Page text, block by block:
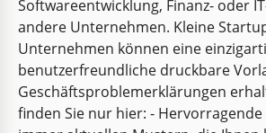
Softwareentwicklung, Finanz- oder
andere Unternehmen. Kleine
Unternehmen können eine
benutzerfreundliche druckbare
Geschäftsproblemerklärungen
finden Sie nur hier: -